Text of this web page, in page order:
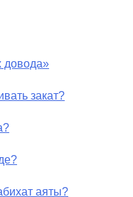
довода»
закат?
аяты?